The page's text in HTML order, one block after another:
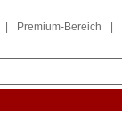
Premium-Bereich